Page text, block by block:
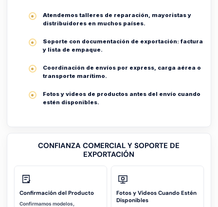
Atendemos talleres de reparación, mayoristas y
distribuidores en muchos países.
Soporte con documentación de exportación: factura
y lista de empaque.
Coordinación de envíos por express, carga aérea o
transporte marítimo.
Fotos y videos de productos antes del envío cuando
estén disponibles.
CONFIANZA COMERCIAL Y SOPORTE DE
EXPORTACIÓN
Confirmación del Producto
Confirmamos modelos,
Fotos y Videos Cuando Estén
Disponibles